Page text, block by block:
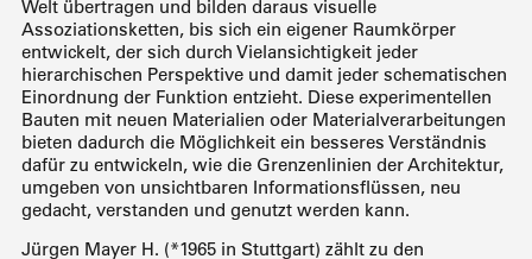
Welt übertragen und bilden daraus visuelle
Assoziationsketten, bis sich ein eigener Raumkörper
entwickelt, der sich durch Vielansichtigkeit jeder
hierarchischen Perspektive und damit jeder schematischen
Einordnung der Funktion entzieht. Diese experimentellen
Bauten mit neuen Materialien oder Materialverarbeitungen
bieten dadurch die Möglichkeit ein besseres Verständnis
dafür zu entwickeln, wie die Grenzenlinien der Architektur,
umgeben von unsichtbaren Informationsflüssen, neu
gedacht, verstanden und genutzt werden kann.
Jürgen Mayer H. (*1965 in Stuttgart) zählt zu den